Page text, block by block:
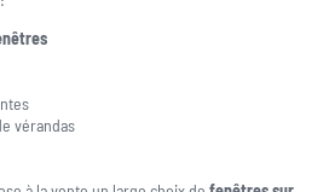
vérandas